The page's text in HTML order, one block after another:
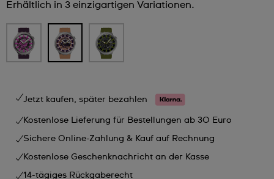
Erhältlich in 3 einzigartigen Variationen.
Jetzt kaufen, später bezahlen
Kostenlose Lieferung für Bestellungen ab 30 Euro
Sichere Online-Zahlung & Kauf auf Rechnung
Kostenlose Geschenknachricht an der Kasse
14-tägiges Rückgaberecht